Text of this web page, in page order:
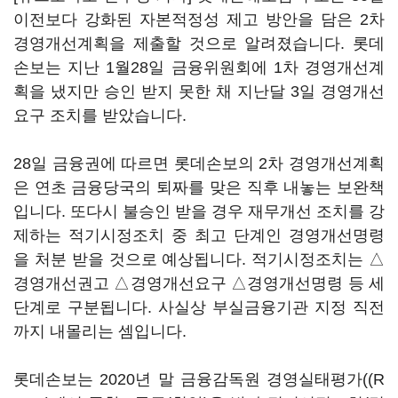
이전보다 강화된 자본적정성 제고 방안을 담은 2차
경영개선계획을 제출할 것으로 알려졌습니다. 롯데
손보는 지난 1월28일 금융위원회에 1차 경영개선계
획을 냈지만 승인 받지 못한 채 지난달 3일 경영개선
요구 조치를 받았습니다.
28일 금융권에 따르면 롯데손보의 2차 경영개선계획
은 연초 금융당국의 퇴짜를 맞은 직후 내놓는 보완책
입니다. 또다시 불승인 받을 경우 재무개선 조치를 강
제하는 적기시정조치 중 최고 단계인 경영개선명령
을 처분 받을 것으로 예상됩니다. 적기시정조치는 △
경영개선권고 △경영개선요구 △경영개선명령 등 세
단계로 구분됩니다. 사실상 부실금융기관 지정 직전
까지 내몰리는 셈입니다.
롯데손보는 2020년 말 금융감독원 경영실태평가((R